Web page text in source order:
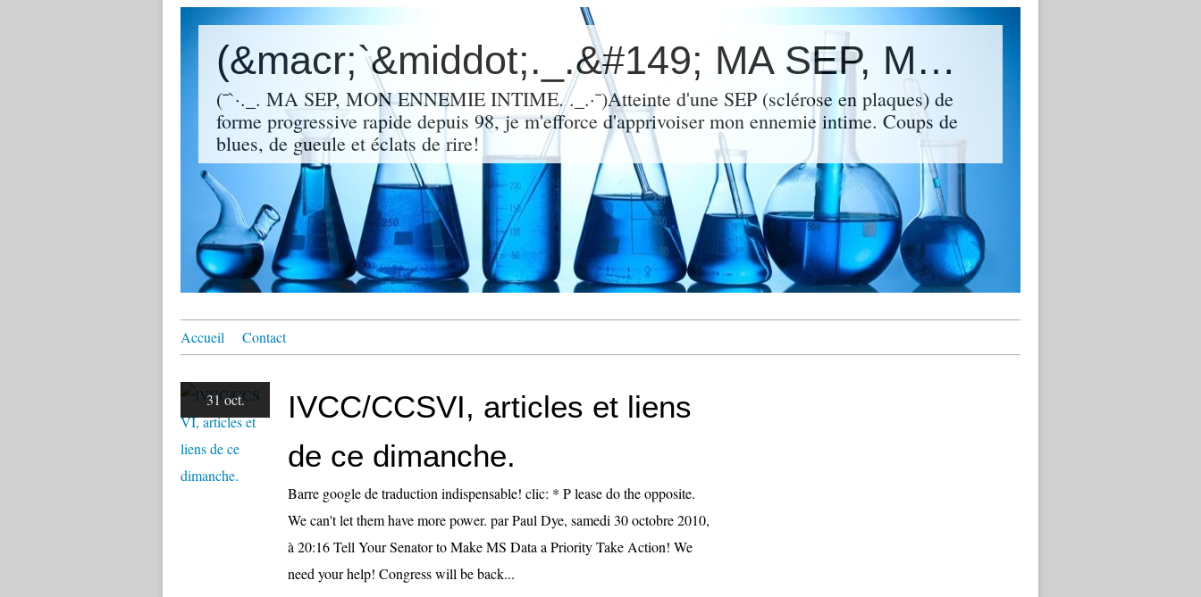
(&macr;`&middot;._.&#149; MA SEP, MON ENNEMIE INTIME. &#149;._.&middot;&acute;&macr;)
(¯`·._. MA SEP, MON ENNEMIE INTIME. ._.·¯)Atteinte d'une SEP (sclérose en plaques) de
forme progressive rapide depuis 98, je m'efforce d'apprivoiser mon ennemie intime. Coups de
blues, de gueule et éclats de rire!
Accueil Contact
31 oct.
IVCC/CCSVI, articles et liens
de ce dimanche.
Barre google de traduction indispensable! clic: * P lease do the opposite.
We can't let them have more power. par Paul Dye, samedi 30 octobre 2010,
à 20:16 Tell Your Senator to Make MS Data a Priority Take Action! We
need your help! Congress will be back...